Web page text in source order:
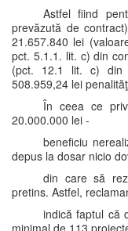
Astfel fiind
prevăzută de
21.657.840 lei
pct. 5.1.1. lit. c) din
(pct. 12.1 lit. c) din
508.959,24 lei
În ceea ce
20.000.000 lei -
beneficiu
depus la dosar nicio
din care să
pretins. Astfel,
indică faptul că
minimal de 113